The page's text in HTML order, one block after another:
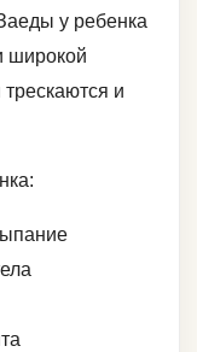
у ребенка
широкой
и